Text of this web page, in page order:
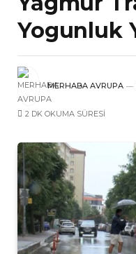
Yogunluk
MERHABA AVRUPA
2 DK OKUMA SÜRESI